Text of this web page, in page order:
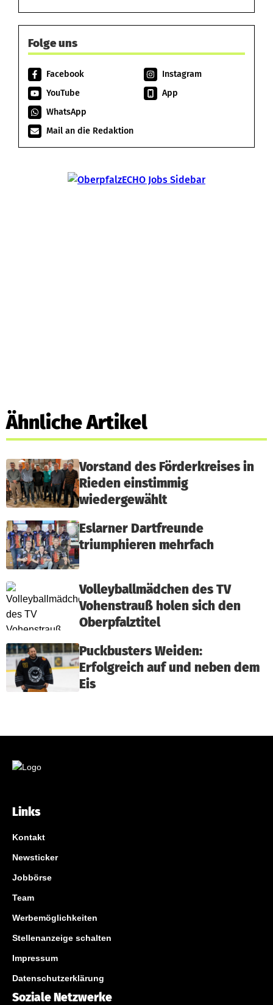
Folge uns
Facebook
Instagram
YouTube
App
WhatsApp
Mail an die Redaktion
Ähnliche Artikel
Vorstand des Förderkreises in
Rieden einstimmig
wiedergewählt
Eslarner Dartfreunde
triumphieren mehrfach
Volleyballmädchen des TV
Vohenstrauß holen sich den
Oberpfalztitel
Puckbusters Weiden:
Erfolgreich auf und neben dem
Eis
Links
Kontakt
Newsticker
Jobbörse
Team
Werbemöglichkeiten
Stellenanzeige schalten
Impressum
Datenschutzerklärung
Soziale Netzwerke